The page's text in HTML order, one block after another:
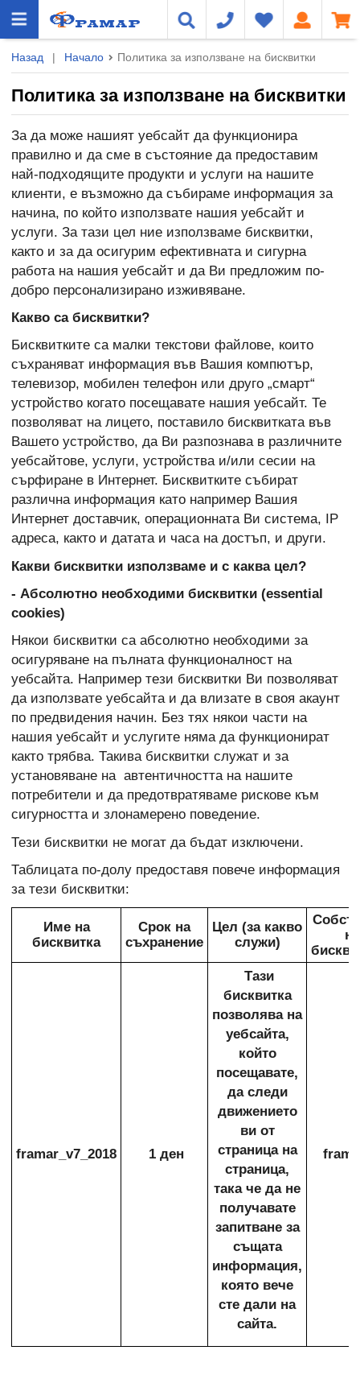
Назад | Начало Политика за използване на бисквитки
Политика за използване на бисквитки
За да може нашият уебсайт да функционира
правилно и да сме в състояние да предоставим
най-подходящите продукти и услуги на нашите
клиенти, е възможно да събираме информация за
начина, по който използвате нашия уебсайт и
услуги. За тази цел ние използваме бисквитки,
както и за да осигурим ефективната и сигурна
работа на нашия уебсайт и да Ви предложим по-
добро персонализирано изживяване.
Какво са бисквитки?
Бисквитките са малки текстови файлове, които
съхраняват информация във Вашия компютър,
телевизор, мобилен телефон или друго „смарт“
устройство когато посещавате нашия уебсайт. Те
позволяват на лицето, поставило бисквитката във
Вашето устройство, да Ви разпознава в различните
уебсайтове, услуги, устройства и/или сесии на
сърфиране в Интернет. Бисквитките събират
различна информация като например Вашия
Интернет доставчик, операционната Ви система, IP
адреса, както и датата и часа на достъп, и други.
Какви бисквитки използваме и с каква цел?
- Абсолютно необходими бисквитки (essential
cookies)
Някои бисквитки са абсолютно необходими за
осигуряване на пълната функционалност на
уебсайта. Например тези бисквитки Ви позволяват
да използвате уебсайта и да влизате в своя акаунт
по предвидения начин. Без тях някои части на
нашия уебсайт и услугите няма да функционират
както трябва. Такива бисквитки служат и за
установяване на автентичността на нашите
потребители и да предотвратяваме рискове към
сигурността и злонамерено поведение.
Тези бисквитки не могат да бъдат изключени.
Таблицата по-долу предоставя повече информация
за тези бисквитки:
Име на
бисквитка
Срок на
съхранение
Цел (за какво
служи)
на
framar_v7_2018 1 ден
Тази
бисквитка
позволява на
уебсайта,
който
посещавате,
да следи
движението
ви от
страница на
страница,
така че да не
получавате
запитване за
същата
информация,
която вече
сте дали на
сайта.